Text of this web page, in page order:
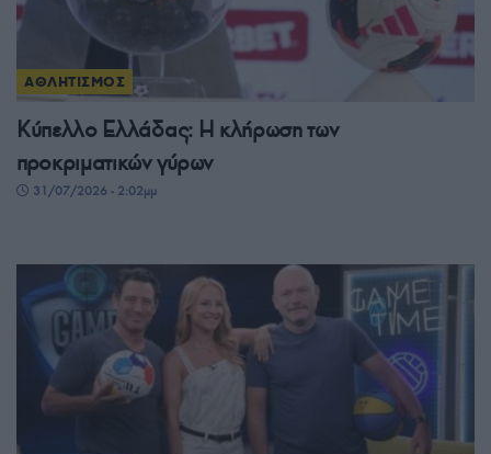
ΑΘΛΗΤΙΣΜΟΣ
Κύπελλο Ελλάδας: Η κλήρωση των
προκριματικών γύρων
31/07/2026 - 2:02μμ